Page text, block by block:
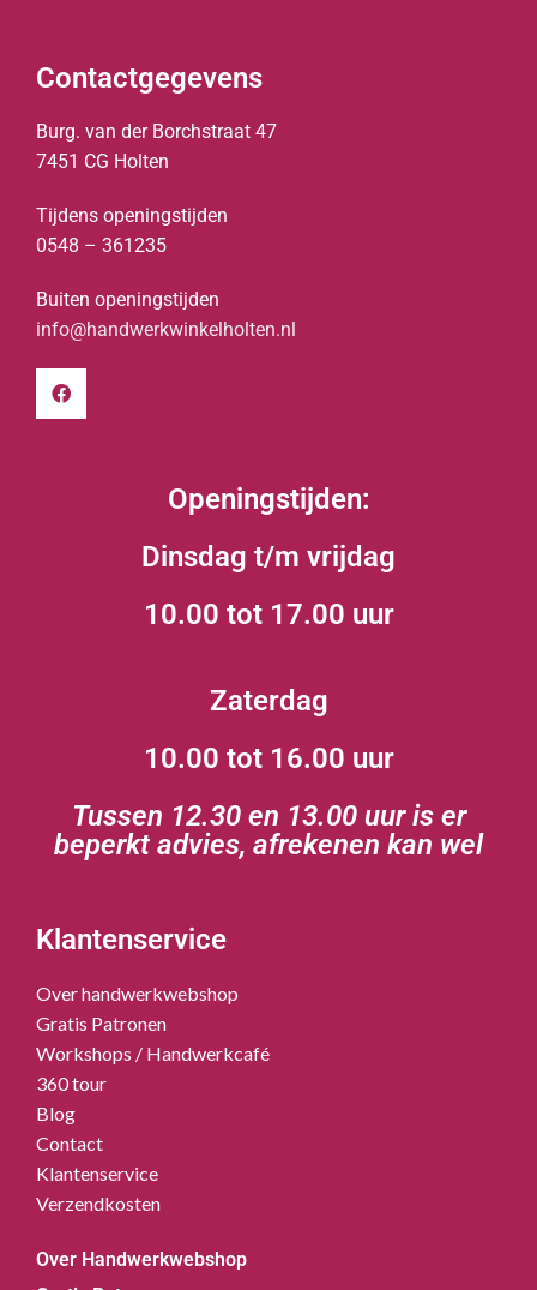
Contactgegevens
Burg. van der Borchstraat 47
7451 CG Holten
Tijdens openingstijden
0548 – 361235
Buiten openingstijden
info@handwerkwinkelholten.nl
Openingstijden:
Dinsdag t/m vrijdag
10.00 tot 17.00 uur
Zaterdag
10.00 tot 16.00 uur
Tussen 12.30 en 13.00 uur is er
beperkt advies, afrekenen kan wel
Klantenservice
Over handwerkwebshop
Gratis Patronen
Workshops / Handwerkcafé
360 tour
Blog
Contact
Klantenservice
Verzendkosten
Over Handwerkwebshop